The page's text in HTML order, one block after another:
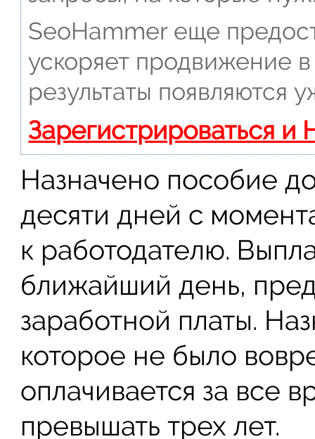
SeoHammer еще
ускоряет продвижение
результаты появляются
Зарегистрироваться и
Назначено пособие
десяти дней с
к работодателю.
ближайший день,
заработной платы.
которое не было
оплачивается за все
превышать трех лет.